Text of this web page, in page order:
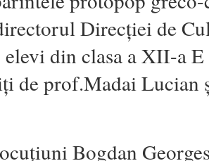
Direcției de
elevi din clasa a XII-a
de prof.Madai Lucian
Bogdan